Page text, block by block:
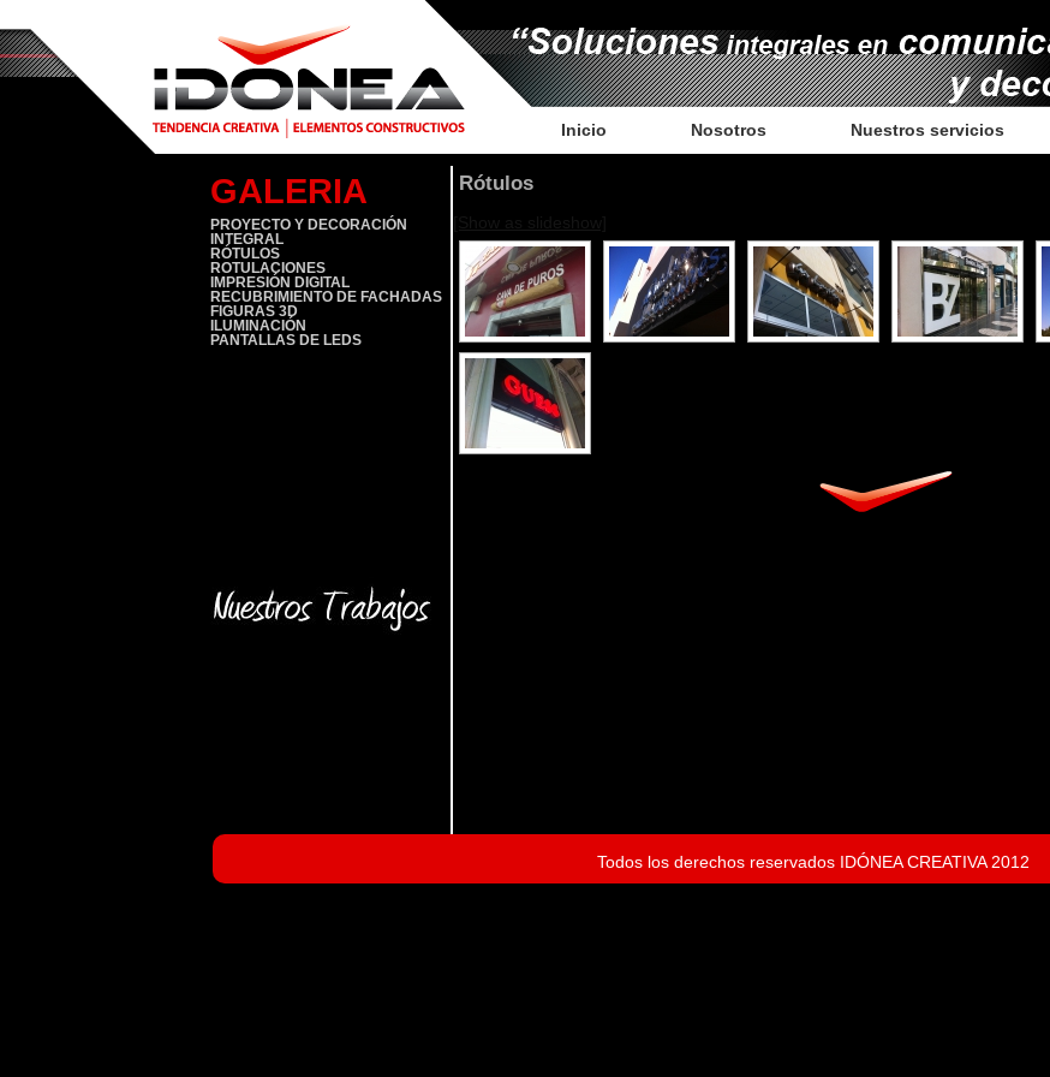
Inicio Nosotros Nuestros servicios
Rótulos
GALERIA
PROYECTO Y DECORACIÓN
INTEGRAL
RÓTULOS
ROTULACIONES
IMPRESIÓN DIGITAL
RECUBRIMIENTO DE FACHADAS
FIGURAS 3D
ILUMINACIÓN
PANTALLAS DE LEDS
Todos los derechos reservados IDÓNEA CREATIVA 2012